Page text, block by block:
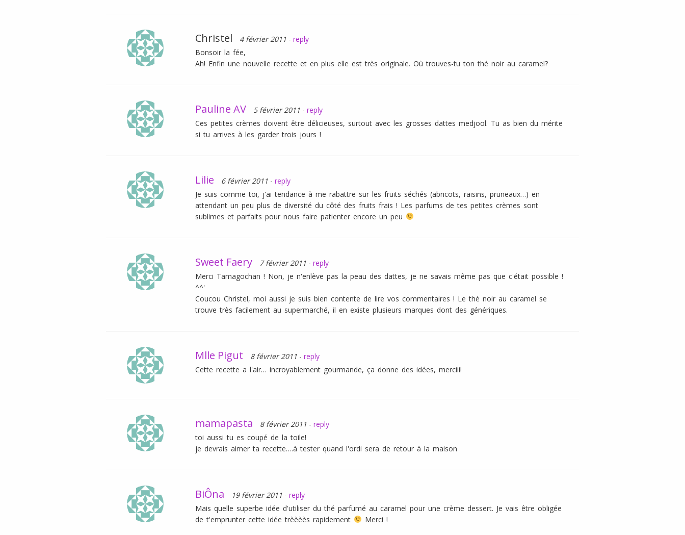
Christel 4 février 2011 - reply
Bonsoir la fée,
Ah! Enfin une nouvelle recette et en plus elle est très originale. Où trouves-tu ton thé noir au caramel?
Pauline AV 5 février 2011 - reply
Ces petites crèmes doivent être délicieuses, surtout avec les grosses dattes medjool. Tu as bien du mérite
si tu arrives à les garder trois jours !
Lilie 6 février 2011 - reply
Je suis comme toi, j'ai tendance à me rabattre sur les fruits séchés (abricots, raisins, pruneaux…) en
attendant un peu plus de diversité du côté des fruits frais ! Les parfums de tes petites crèmes sont
sublimes et parfaits pour nous faire patienter encore un peu
Sweet Faery 7 février 2011 - reply
Merci Tamagochan ! Non, je n'enlève pas la peau des dattes, je ne savais même pas que c'était possible !
^^'
Coucou Christel, moi aussi je suis bien contente de lire vos commentaires ! Le thé noir au caramel se
trouve très facilement au supermarché, il en existe plusieurs marques dont des génériques.
Mlle Pigut 8 février 2011 - reply
Cette recette a l'air… incroyablement gourmande, ça donne des idées, merciii!
mamapasta 8 février 2011 - reply
toi aussi tu es coupé de la toile!
je devrais aimer ta recette….à tester quand l'ordi sera de retour à la maison
BiÔna 19 février 2011 - reply
Mais quelle superbe idée d'utiliser du thé parfumé au caramel pour une crème dessert. Je vais être obligée
de t'emprunter cette idée trèèèès rapidement
Merci !